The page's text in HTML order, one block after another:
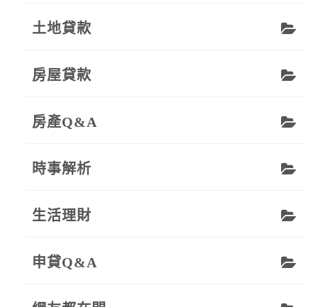
土地貸款
房屋貸款
房產Q&A
時事解析
生活理財
申貸Q&A